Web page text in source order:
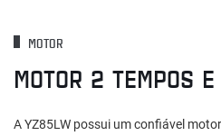
MOTOR
MOTOR 2 TEMPOS
A YZ85LW possui um confiável